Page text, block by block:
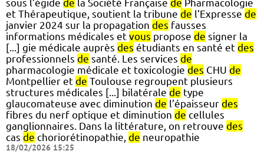
sous l’égide de la Société Française de Pharmacologie
et Thérapeutique, soutient la tribune de l’Expresse de
janvier 2024 sur la propagation des fausses
informations médicales et vous propose de signer la
[...] gie médicale auprès des étudiants en santé et des
professionnels de santé. Les services de
pharmacologie médicale et toxicologie des CHU de
Montpellier et de Toulouse regroupent plusieurs
structures médicales [...] bilatérale de type
glaucomateuse avec diminution de l’épaisseur des
fibres du nerf optique et diminution de cellules
ganglionnaires. Dans la littérature, on retrouve des
cas de choriorétinopathie, de neuropathie
18/02/2026 15:25